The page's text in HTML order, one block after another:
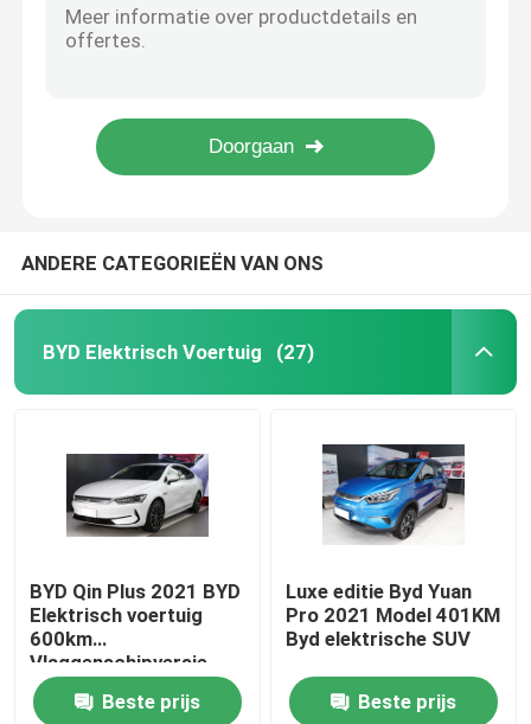
Geely voertuig
Automobiele EV
Toyota benzine auto
Toyota EV-voertuig
Honda EV-voertuig
ANDERE CATEGORIEËN VAN ONS
BYD Elektrisch Voertuig (27)
BYD Qin Plus 2021 BYD
Elektrisch voertuig
600km
Vlaggenschipversie
Elektrische 4-deurs 5-
zits autoBeste prijs
Luxe editie Byd Yuan
Pro 2021 Model 401KM
Byd elektrische SUV
Beste prijs